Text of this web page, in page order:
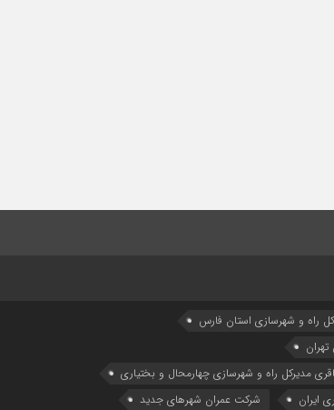
كل راه و شهرسازي استان فارس
مدیرکل راه و شهرسازی چهارمحال و بختیاری
ایران شرکت عمران شهرهای جدید